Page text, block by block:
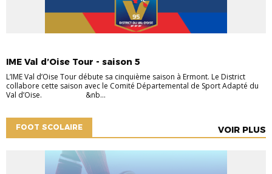
IME Val d’Oise Tour - saison 5
L’IME Val d’Oise Tour débute sa cinquième saison à Ermont. Le District
collabore cette saison avec le Comité Départemental de Sport Adapté du
Val d’Oise. &nb...
FOOT SCOLAIRE VOIR PLUS